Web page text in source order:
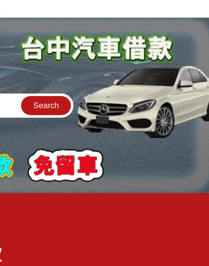
中的中古機車可以借款嗎?機車可以騎走嗎?